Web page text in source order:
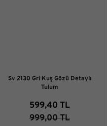
Sv 2130 Gri Kuş Gözü Detaylı
Tulum
599,40 TL
999,00 TL